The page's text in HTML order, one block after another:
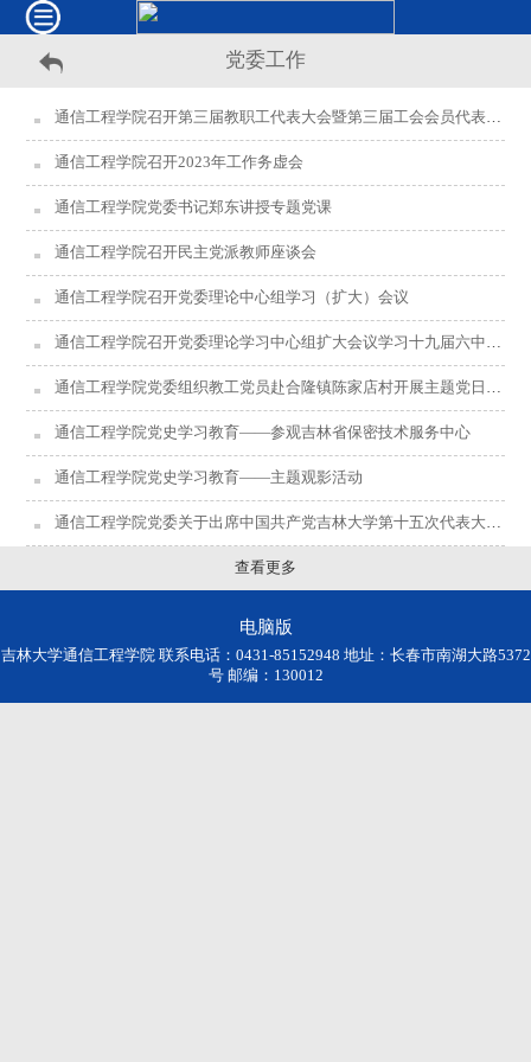
党委工作
通信工程学院召开第三届教职工代表大会暨第三届工会会员代表大会
通信工程学院召开2023年工作务虚会
通信工程学院党委书记郑东讲授专题党课
通信工程学院召开民主党派教师座谈会
通信工程学院召开党委理论中心组学习（扩大）会议
通信工程学院召开党委理论学习中心组扩大会议学习十九届六中全会精神和吉林大学第十五次党代会精神
通信工程学院党委组织教工党员赴合隆镇陈家店村开展主题党日活动
通信工程学院党史学习教育——参观吉林省保密技术服务中心
通信工程学院党史学习教育——主题观影活动
通信工程学院党委关于出席中国共产党吉林大学第十五次代表大会候选人初步人选的公示
查看更多
电脑版
吉林大学通信工程学院 联系电话：0431-85152948 地址：长春市南湖大路5372
号 邮编：130012